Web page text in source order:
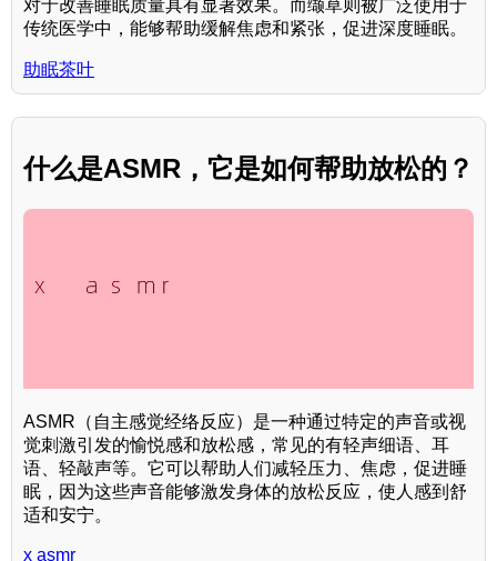
对于改善睡眠质量具有显著效果。而缬草则被广泛使用于
传统医学中，能够帮助缓解焦虑和紧张，促进深度睡眠。
助眠茶叶
什么是ASMR，它是如何帮助放松的？
ASMR（自主感觉经络反应）是一种通过特定的声音或视
觉刺激引发的愉悦感和放松感，常见的有轻声细语、耳
语、轻敲声等。它可以帮助人们减轻压力、焦虑，促进睡
眠，因为这些声音能够激发身体的放松反应，使人感到舒
适和安宁。
x asmr